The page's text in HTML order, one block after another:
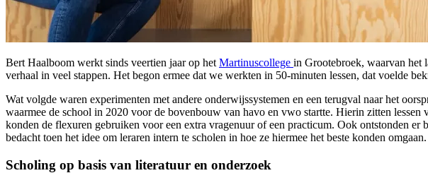
Bert Haalboom werkt sinds veertien jaar op het Martinuscollege in Grootebroek, waarvan het
verhaal in veel stappen. Het begon ermee dat we werkten in 50-minuten lessen, dat voelde
Wat volgde waren experimenten met andere onderwijssystemen en een terugval naar het
waarmee de school in 2020 voor de bovenbouw van havo en vwo startte. Hierin zitten
konden de flexuren gebruiken voor een extra vragenuur of een practicum. Ook ontstonden
bedacht toen het idee om leraren intern te scholen in hoe ze hiermee het beste konden
Scholing op basis van literatuur en onderzoek